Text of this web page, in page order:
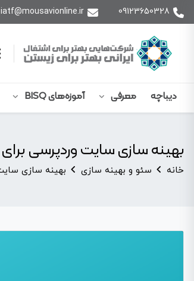
09123650328
iatf@mousavionline.ir
دیباچه معرفی آموزه‌های BISQ
بهینه سازی سایت وردپرسی
خانه سئو و بهینه سازی بهینه سازی